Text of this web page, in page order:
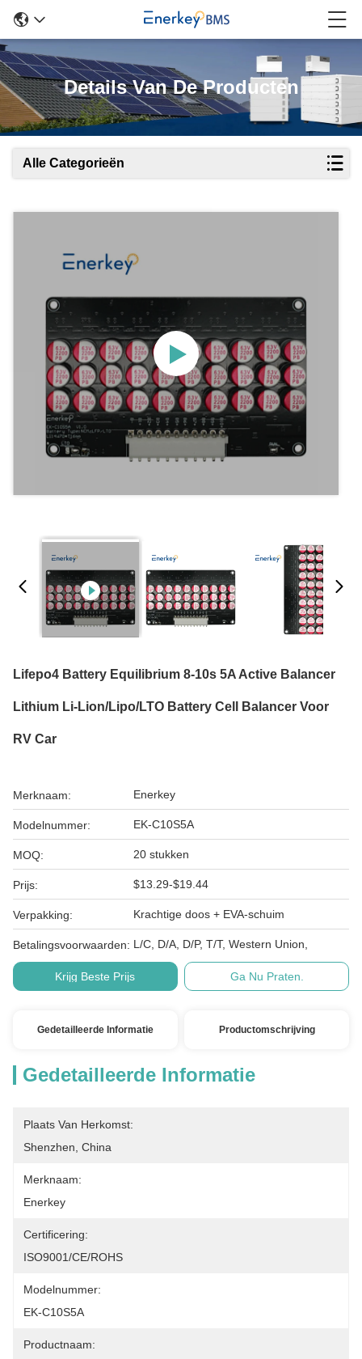
Details Van De Producten
Alle Categorieën
Lifepo4 Battery Equilibrium 8-10s 5A Active Balancer
Lithium Li-Lion/Lipo/LTO Battery Cell Balancer Voor
RV Car
Merknaam: Enerkey
Modelnummer: EK-C10S5A
MOQ: 20 stukken
Prijs: $13.29-$19.44
Verpakking: Krachtige doos + EVA-schuim
Betalingsvoorwaarden: L/C, D/A, D/P, T/T, Western Union,
Krijg Beste Prijs Ga Nu Praten.
Gedetailleerde Informatie Productomschrijving
Gedetailleerde Informatie
Plaats Van Herkomst:
Shenzhen, China
Merknaam:
Enerkey
Certificering:
ISO9001/CE/ROHS
Modelnummer:
EK-C10S5A
Productnaam: